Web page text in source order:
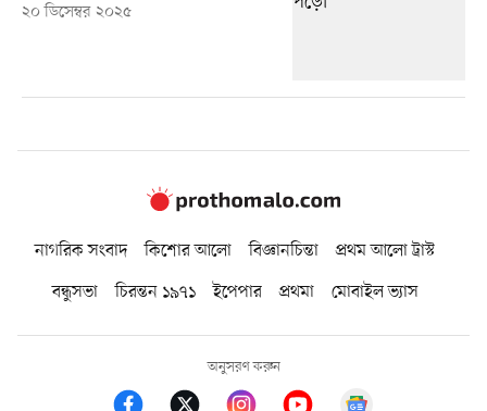
২০ ডিসেম্বর ২০২৫
নাগরিক সংবাদ কিশোর আলো বিজ্ঞানচিন্তা
প্রথম আলো ট্রাস্ট
বন্ধুসভা
চিরন্তন ১৯৭১ ইপেপার প্রথমা মোবাইল ভ্যাস
অনুসরণ করুন